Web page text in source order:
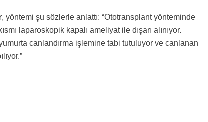
, yöntemi şu sözlerle anlattı: “Ototransplant yönteminde
laparoskopik kapalı ameliyat ile dışarı alınıyor.
canlandırma işlemine tabi tutuluyor ve canlanan